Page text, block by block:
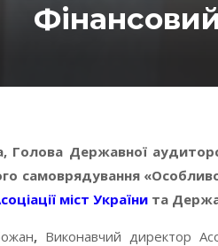
Голова Державної
самоврядування
міст України та
, Виконавчий директор